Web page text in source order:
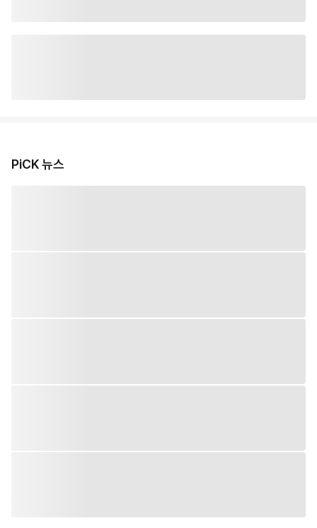
PiCK 뉴스